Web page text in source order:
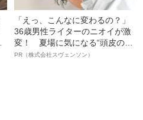
「えっ、こんなに変わるの？」
36歳男性ライターのニオイが激
変！ 夏場に気になる“頭皮のニ
オイ”や“ベタつき”を解消す
PR（株式会社スヴェンソン）